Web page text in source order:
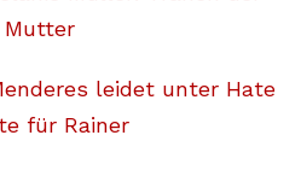
Mutter
leidet unter Hate
für Rainer